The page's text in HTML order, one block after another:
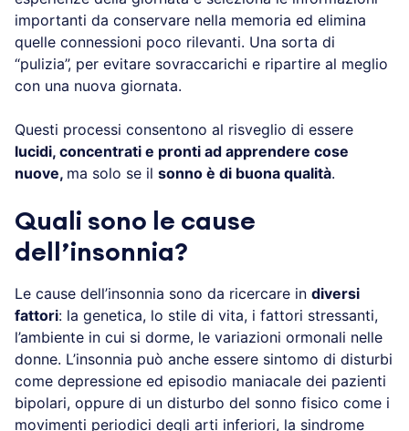
importanti da conservare nella memoria ed elimina
quelle connessioni poco rilevanti. Una sorta di
“pulizia”, per evitare sovraccarichi e ripartire al
meglio con una nuova giornata.
Questi processi consentono al risveglio di essere
lucidi, concentrati e pronti ad apprendere cose
nuove,
ma solo se il sonno è di buona qualità
Quali sono le cause
dell’insonnia?
Le cause dell’insonnia sono da ricercare in
diversi
fattori : la genetica, lo stile di vita, i fattori stressanti,
l’ambiente in cui si dorme, le variazioni ormonali
nelle donne. L’insonnia può anche essere sintomo di
disturbi come depressione ed episodio maniacale
dei pazienti bipolari, oppure di un disturbo del
sonno fisico come i movimenti periodici degli arti